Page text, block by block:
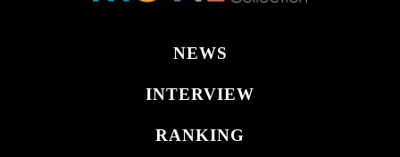
NEWS
INTERVIEW
RANKING